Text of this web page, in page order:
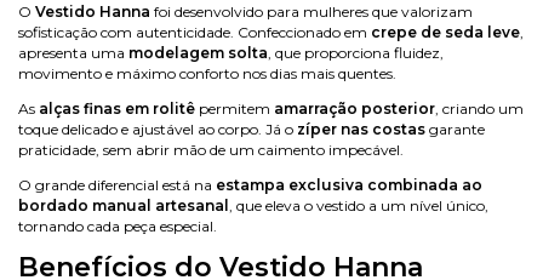
O Vestido Hanna foi desenvolvido para mulheres que valorizam
sofisticação com autenticidade. Confeccionado em crepe de seda leve
apresenta uma modelagem solta , que proporciona fluidez,
movimento e máximo conforto nos dias mais quentes.
As alças finas em rolitê permitem amarração posterior , criando um
toque delicado e ajustável ao corpo. Já o zíper nas costas garante
praticidade, sem abrir mão de um caimento impecável.
O grande diferencial está na estampa exclusiva combinada ao
bordado manual artesanal , que eleva o vestido a um nível único,
tornando cada peça especial.
Benefícios do Vestido Hanna